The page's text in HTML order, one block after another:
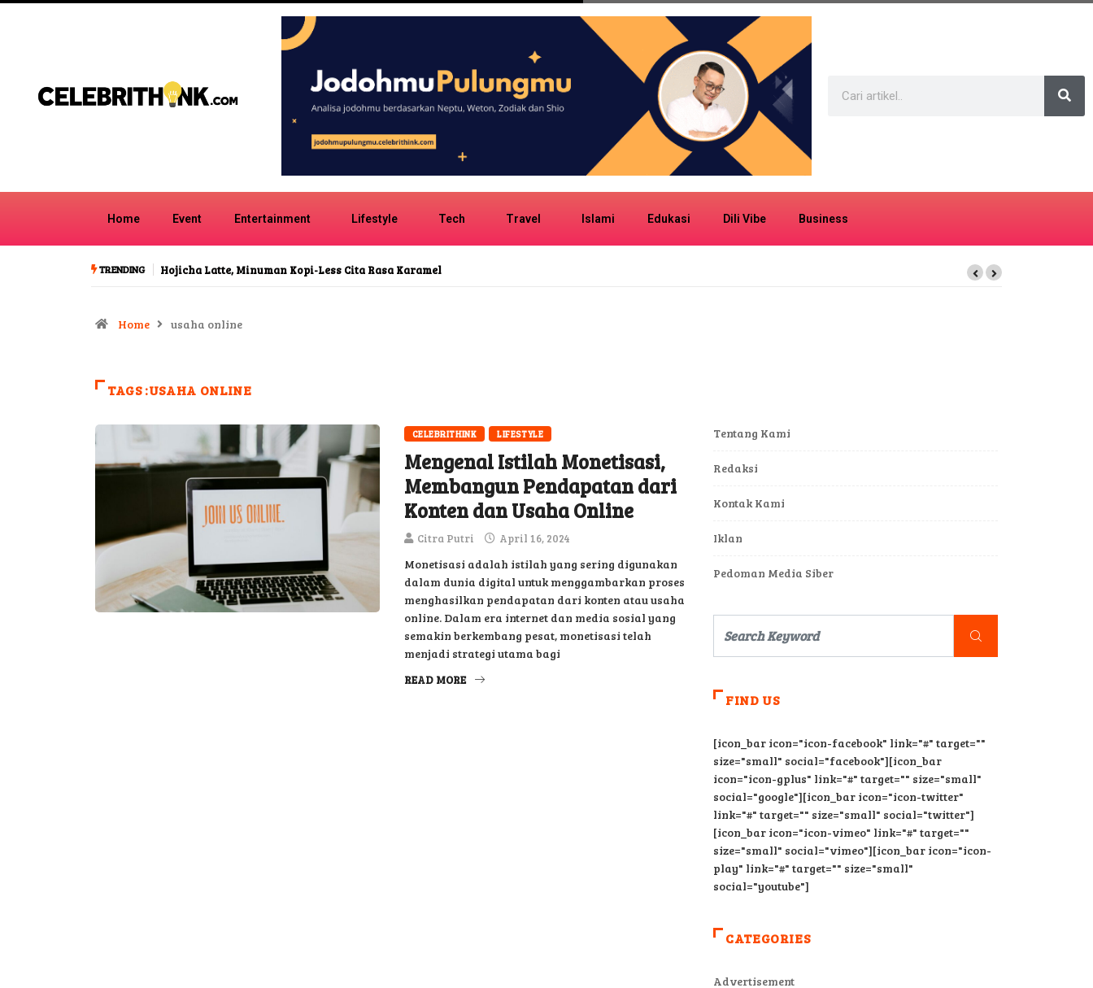
Home Event Entertainment Lifestyle Tech Travel Islami Edukasi Dili Vibe Business
TRENDING
Hojicha Latte, Minuman Kopi-Less Cita Rasa KaramelLagu Honk Girl Group No Na Potret Suasana Angkot
Home usaha online
TAGS :USAHA ONLINE
CELEBRITHINK LIFESTYLE
Mengenal Istilah Monetisasi,
Membangun Pendapatan dari
Konten dan Usaha Online
Citra Putri April 16, 2024
Monetisasi adalah istilah yang sering digunakan
dalam dunia digital untuk menggambarkan proses
menghasilkan pendapatan dari konten atau usaha
online. Dalam era internet dan media sosial yang
semakin berkembang pesat, monetisasi telah
menjadi strategi utama bagi
READ MORE
Tentang Kami
Redaksi
Kontak Kami
Iklan
Pedoman Media Siber
FIND US
[icon_bar icon="icon-facebook" link="#" target=""
size="small" social="facebook"][icon_bar
icon="icon-gplus" link="#" target="" size="small"
social="google"][icon_bar icon="icon-twitter"
link="#" target="" size="small" social="twitter"]
[icon_bar icon="icon-vimeo" link="#" target=""
size="small" social="vimeo"][icon_bar icon="icon-
play" link="#" target="" size="small"
social="youtube"]
CATEGORIES
Advertisement